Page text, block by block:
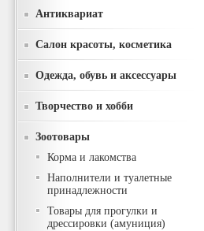
Антиквариат
Салон красоты, косметика
Одежда, обувь и аксессуары
Творчество и хобби
Зоотовары
Корма и лакомства
Наполнители и туалетные
принадлежности
Товары для прогулки и
дрессировки (амуниция)